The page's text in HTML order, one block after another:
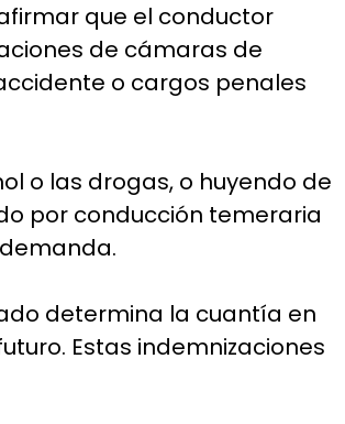
que el conductor
de cámaras de
o cargos penales
o las drogas, o huyendo de
por conducción temeraria
determina la cuantía en
Estas indemnizaciones